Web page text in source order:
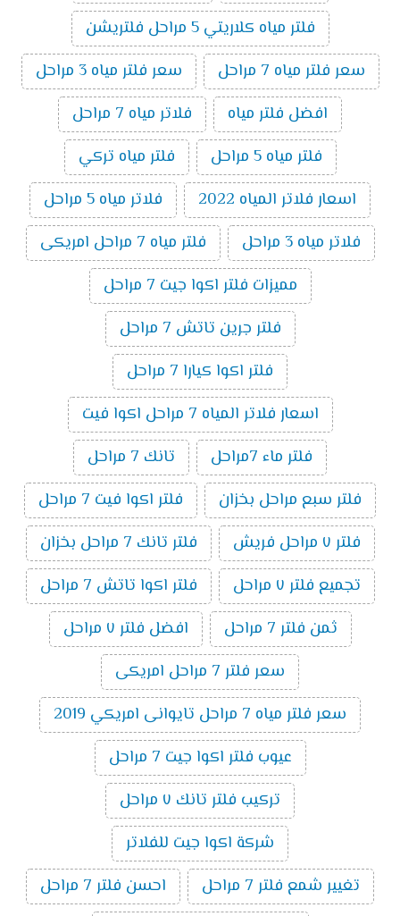
فلتر مياه كلاريتي 5 مراحل فلتريشن
سعر فلتر مياه 7 مراحل
سعر فلتر مياه 3 مراحل
افضل فلتر مياه
فلاتر مياه 7 مراحل
فلتر مياه 5 مراحل
فلتر مياه تركي
اسعار فلاتر المياه 2022
فلاتر مياه 5 مراحل
فلاتر مياه 3 مراحل
فلتر مياه 7 مراحل امريكى
مميزات فلتر اكوا جيت 7 مراحل
فلتر جرين تاتش 7 مراحل
فلتر اكوا كيارا 7 مراحل
اسعار فلاتر المياه 7 مراحل اكوا فيت
فلتر ماء 7مراحل
تانك 7 مراحل
فلتر سبع مراحل بخزان
فلتر اكوا فيت 7 مراحل
فلتر ٧ مراحل فريش
فلتر تانك 7 مراحل بخزان
تجميع فلتر ٧ مراحل
فلتر اكوا تاتش 7 مراحل
ثمن فلتر 7 مراحل
افضل فلتر ٧ مراحل
سعر فلتر 7 مراحل امريكى
سعر فلتر مياه 7 مراحل تايوانى امريكي 2019
عيوب فلتر اكوا جيت 7 مراحل
تركيب فلتر تانك ٧ مراحل
شركة اكوا جيت للفلاتر
تغيير شمع فلتر 7 مراحل
احسن فلتر 7 مراحل